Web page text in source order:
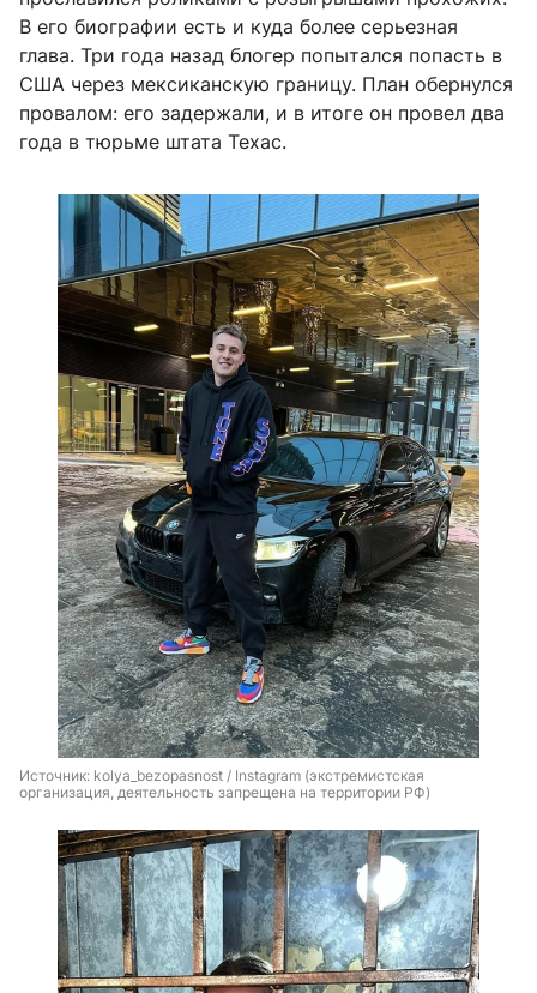
В его биографии есть и куда более серьезная
глава. Три года назад блогер попытался попасть в
США через мексиканскую границу. План обернулся
провалом: его задержали, и в итоге он провел два
года в тюрьме штата Техас.
Источник: kolya_bezopasnost / Instagram (экстремистская
организация, деятельность запрещена на территории РФ)